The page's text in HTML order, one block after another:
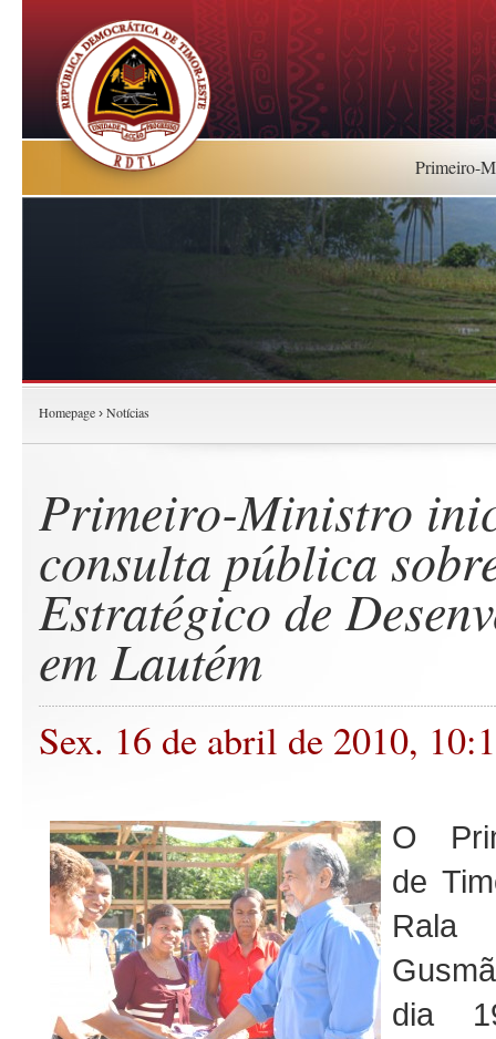
Primeiro-
Homepage › Notícias
Primeiro-Ministro
consulta pública
Estratégico de
em Lautém
Sex. 16 de abril de 2010,
O
de
dia